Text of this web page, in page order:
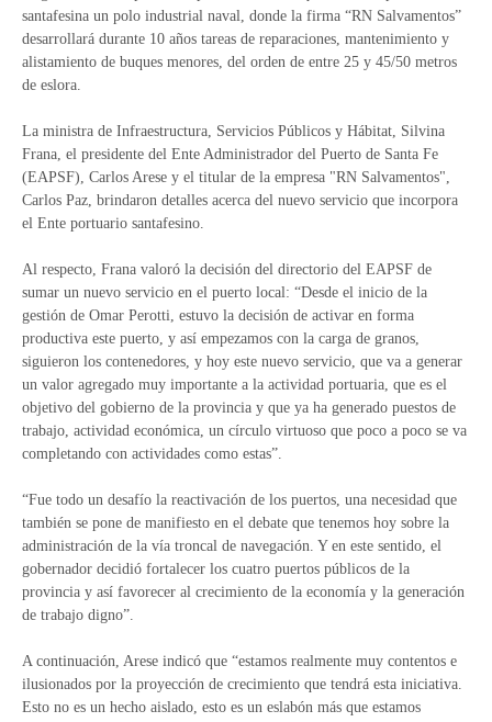
santafesina un polo industrial naval, donde la firma “RN Salvamentos”
desarrollará durante 10 años tareas de reparaciones, mantenimiento y
alistamiento de buques menores, del orden de entre 25 y 45/50 metros
de eslora.
La ministra de Infraestructura, Servicios Públicos y Hábitat, Silvina
Frana, el presidente del Ente Administrador del Puerto de Santa Fe
(EAPSF), Carlos Arese y el titular de la empresa "RN Salvamentos",
Carlos Paz, brindaron detalles acerca del nuevo servicio que incorpora
el Ente portuario santafesino.
Al respecto, Frana valoró la decisión del directorio del EAPSF de
sumar un nuevo servicio en el puerto local: “Desde el inicio de la
gestión de Omar Perotti, estuvo la decisión de activar en forma
productiva este puerto, y así empezamos con la carga de granos,
siguieron los contenedores, y hoy este nuevo servicio, que va a generar
un valor agregado muy importante a la actividad portuaria, que es el
objetivo del gobierno de la provincia y que ya ha generado puestos de
trabajo, actividad económica, un círculo virtuoso que poco a poco se va
completando con actividades como estas”.
“Fue todo un desafío la reactivación de los puertos, una necesidad que
también se pone de manifiesto en el debate que tenemos hoy sobre la
administración de la vía troncal de navegación. Y en este sentido, el
gobernador decidió fortalecer los cuatro puertos públicos de la
provincia y así favorecer al crecimiento de la economía y la generación
de trabajo digno”.
A continuación, Arese indicó que “estamos realmente muy contentos e
ilusionados por la proyección de crecimiento que tendrá esta iniciativa.
Esto no es un hecho aislado, esto es un eslabón más que estamos